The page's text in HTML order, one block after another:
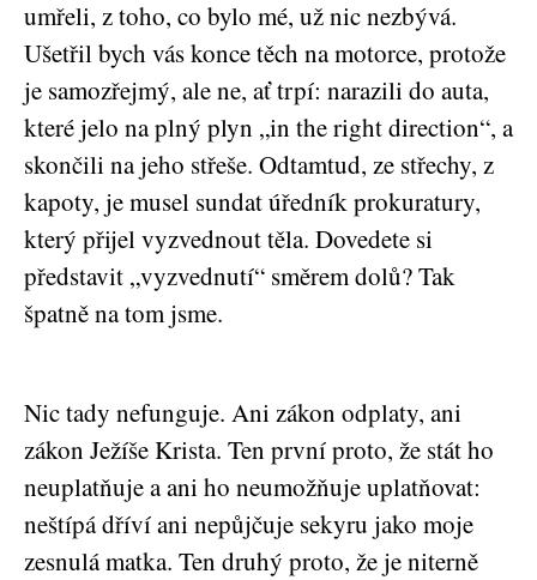
umřeli, z toho, co bylo mé, už nic nezbývá.
Ušetřil bych vás konce těch na motorce, protože
je samozřejmý, ale ne, ať trpí: narazili do auta,
které jelo na plný plyn „in the right direction“, a
skončili na jeho střeše. Odtamtud, ze střechy, z
kapoty, je musel sundat úředník prokuratury,
který přijel vyzvednout těla. Dovedete si
představit „vyzvednutí“ směrem dolů? Tak
špatně na tom jsme.
Nic tady nefunguje. Ani zákon odplaty, ani
zákon Ježíše Krista. Ten první proto, že stát ho
neuplatňuje a ani ho neumožňuje uplatňovat:
neštípá dříví ani nepůjčuje sekyru jako moje
zesnulá matka. Ten druhý proto, že je niterně